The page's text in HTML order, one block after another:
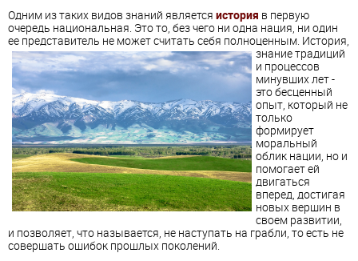
Одним из таких видов знаний является история в первую
очередь национальная. Это то, без чего ни одна нация, ни один
ее представитель не может считать себя полноценным. История,
знание традиций
и процессов
минувших лет -
это бесценный
опыт, который не
только
формирует
моральный
облик нации, но и
помогает ей
двигаться
вперед, достигая
новых вершин в
своем развитии,
и позволяет, что называется, не наступать на грабли, то есть не
совершать ошибок прошлых поколений.